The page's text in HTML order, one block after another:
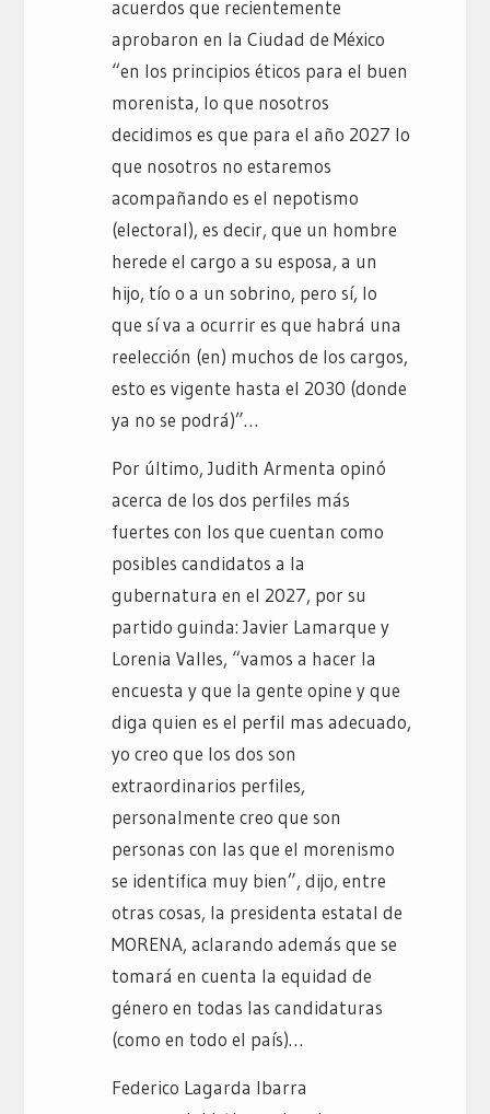
acuerdos que recientemente
aprobaron en la Ciudad de México
“en los principios éticos para el buen
morenista, lo que nosotros
decidimos es que para el año 2027 lo
que nosotros no estaremos
acompañando es el nepotismo
(electoral), es decir, que un hombre
herede el cargo a su esposa, a un
hijo, tío o a un sobrino, pero sí, lo
que sí va a ocurrir es que habrá una
reelección (en) muchos de los cargos,
esto es vigente hasta el 2030 (donde
ya no se podrá)”…
Por último, Judith Armenta opinó
acerca de los dos perfiles más
fuertes con los que cuentan como
posibles candidatos a la
gubernatura en el 2027, por su
partido guinda: Javier Lamarque y
Lorenia Valles, “vamos a hacer la
encuesta y que la gente opine y que
diga quien es el perfil mas adecuado,
yo creo que los dos son
extraordinarios perfiles,
personalmente creo que son
personas con las que el morenismo
se identifica muy bien”, dijo, entre
otras cosas, la presidenta estatal de
MORENA, aclarando además que se
tomará en cuenta la equidad de
género en todas las candidaturas
(como en todo el país)…
Federico Lagarda Ibarra